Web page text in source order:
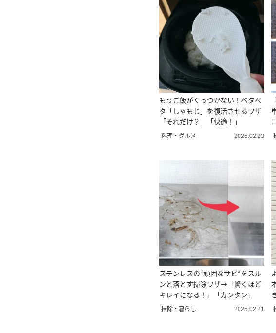
もうご飯がくっつかない！ベタベ
タ「しゃもじ」を復活させるワザ
「それだけ？」「快適！」
料理・グルメ 2025.02.23
ステンレスの“頑固なサビ”をスル
ンと落とす掃除ワザ→「驚くほど
キレイになる！」「カンタン」
掃除・暮らし 2025.02.21